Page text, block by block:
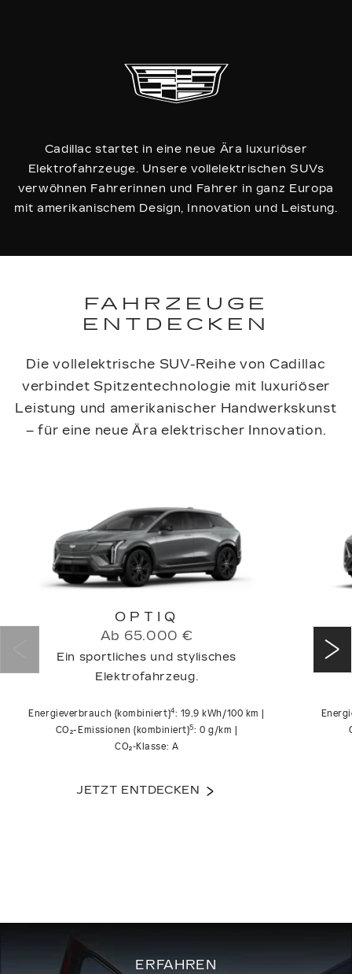
Cadillac startet in eine neue Ära luxuriöser
Elektrofahrzeuge. Unsere vollelektrischen SUVs
verwöhnen Fahrerinnen und Fahrer in ganz Europa
mit amerikanischem Design, Innovation und Leistung.
FAHRZEUGE
ENTDECKEN
Die vollelektrische SUV-Reihe von Cadillac
verbindet Spitzentechnologie mit luxuriöser
Leistung und amerikanischer Handwerkskunst
– für eine neue Ära elektrischer Innovation.
OPTIQ
Ab 65.000 €
Ein sportliches und stylisches
Elektrofahrzeug.
Energieverbrauch (kombiniert)4: 19,9 kWh/100 km |
CO₂-Emissionen (kombiniert)5: 0 g/km |
CO₂‑Klasse: A
JETZT ENTDECKEN
ERFAHREN